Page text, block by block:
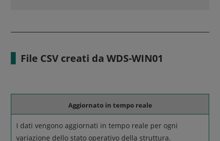
File CSV creati da WDS-WIN01
Aggiornato in tempo reale
I dati vengono aggiornati in tempo reale per ogni
variazione dello stato operativo della struttura.